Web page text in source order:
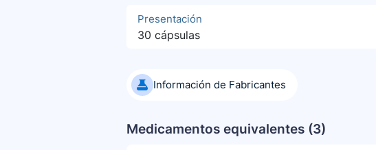
Presentación
30 cápsulas
Información de Fabricantes
Medicamentos equivalentes (3)